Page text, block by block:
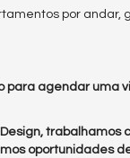
por andar,
para agendar uma
oportunidades